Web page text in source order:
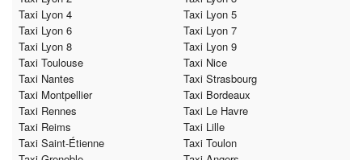
Taxi Lyon 4
Taxi Lyon 5
Taxi Lyon 6
Taxi Lyon 7
Taxi Lyon 8
Taxi Lyon 9
Taxi Toulouse
Taxi Nice
Taxi Nantes
Taxi Strasbourg
Taxi Montpellier
Taxi Bordeaux
Taxi Rennes
Taxi Le Havre
Taxi Reims
Taxi Lille
Taxi Saint-Étienne
Taxi Toulon